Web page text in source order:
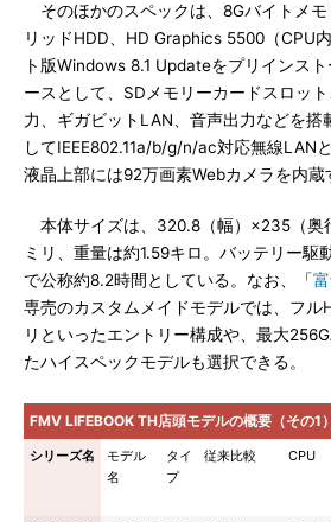
そのほかのスペックは、8Gバイトメ
リッドHDD、HD Graphics 5500（CPU
ト版Windows 8.1 Updateをプリインス
ースとして、SDメモリーカードスロッ
力、ギガビットLAN、音声出力などを搭
してIEEE802.11a/b/g/n/ac対応無線LAN
液晶上部には92万画素Webカメラを内蔵
本体サイズは、320.8（幅）×235（奥
ミリ、重量は約1.59キロ。バッテリー駆
で公称約8.2時間としている。なお、「
専売のカスタムメイドモデルでは、フル
リといったエントリー構成や、最大
たハイスペックモデルも選択できる。
FMV LIFEBOOK TH店頭モデルの概要（その1）
シリーズ名
モデル
名
タイ
プ
従来比較 CPU